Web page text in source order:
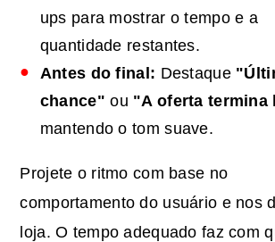
ups para mostrar o tempo e a
quantidade restantes.
Antes do final: Destaque
chance" ou "A oferta termina
mantendo o tom suave.
Projete o ritmo com base no
comportamento do usuário e nos
loja. O tempo adequado faz com